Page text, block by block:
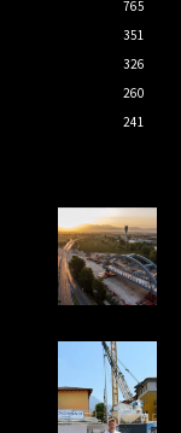
765
351
326
260
241